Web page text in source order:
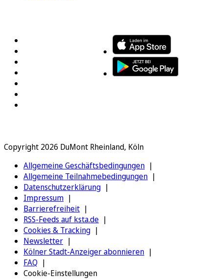
Copyright 2026 DuMont Rheinland, Köln
Allgemeine Geschäftsbedingungen
Allgemeine Teilnahmebedingungen
Datenschutzerklärung
Impressum
Barrierefreiheit
RSS-Feeds auf ksta.de
Cookies & Tracking
Newsletter
Kölner Stadt-Anzeiger abonnieren
FAQ
Cookie-Einstellungen